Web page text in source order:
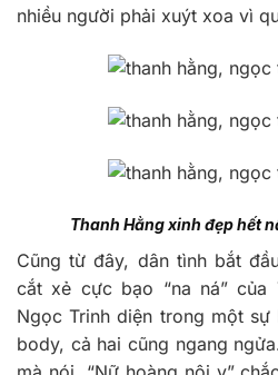
nhiều người phải xuýt xoa vì
Thanh Hằng xinh đẹp hết
Cũng từ đây, dân tình bắt
cắt xẻ cực bạo “na ná” của
Ngọc Trinh diện trong một
body, cả hai cũng ngang